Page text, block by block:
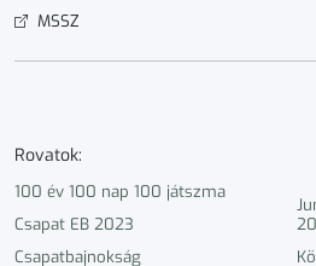
MSSZ
Rovatok:
100 év 100 nap 100 játszma
Csapat EB 2023
Csapatbajnokság